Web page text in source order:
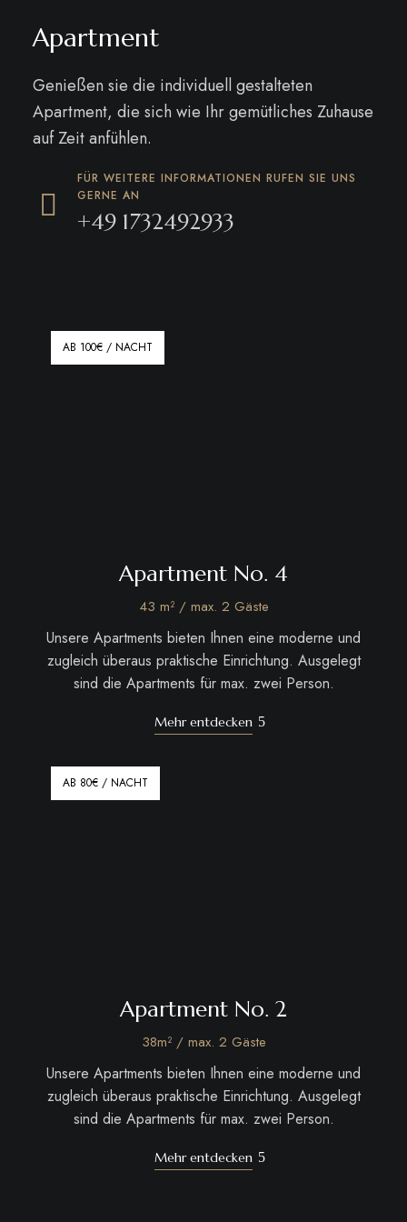
Apartment
Genießen sie die individuell gestalteten
Apartment, die sich wie Ihr gemütliches Zuhause
auf Zeit anfühlen.
FÜR WEITERE INFORMATIONEN RUFEN SIE UNS
GERNE AN
+49 1732492933
AB 100€ / NACHT
Apartment No. 4
43 m² / max. 2 Gäste
Unsere Apartments bieten Ihnen eine moderne und
zugleich überaus praktische Einrichtung. Ausgelegt
sind die Apartments für max. zwei Person.
Mehr entdecken
AB 80€ / NACHT
Apartment No. 2
38m² / max. 2 Gäste
Unsere Apartments bieten Ihnen eine moderne und
zugleich überaus praktische Einrichtung. Ausgelegt
sind die Apartments für max. zwei Person.
Mehr entdecken